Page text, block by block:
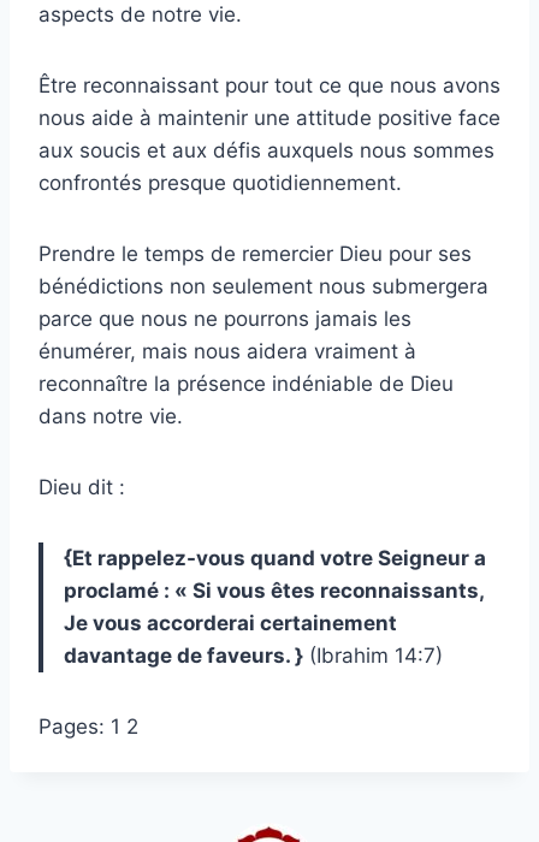
aspects de notre vie.
Être reconnaissant pour tout ce que nous avons
nous aide à maintenir une attitude positive face
aux soucis et aux défis auxquels nous sommes
confrontés presque quotidiennement.
Prendre le temps de remercier Dieu pour ses
bénédictions non seulement nous submergera
parce que nous ne pourrons jamais les
énumérer, mais nous aidera vraiment à
reconnaître la présence indéniable de Dieu
dans notre vie.
Dieu dit :
{Et rappelez-vous quand votre Seigneur a
proclamé : « Si vous êtes reconnaissants,
Je vous accorderai certainement
davantage de faveurs. } (Ibrahim 14:7)
Pages: 1 2